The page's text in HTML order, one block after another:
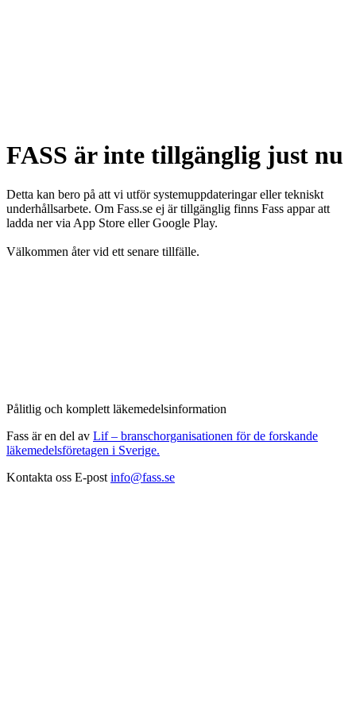
FASS är inte tillgänglig just nu
Detta kan bero på att vi utför systemuppdateringar eller tekniskt
underhållsarbete. Om Fass.se ej är tillgänglig finns Fass appar att
ladda ner via App Store eller Google Play.
Välkommen åter vid ett senare tillfälle.
Pålitlig och komplett läkemedelsinformation
Fass är en del av Lif – branschorganisationen för de forskande
läkemedelsföretagen i Sverige.
Kontakta oss E-post info@fass.se